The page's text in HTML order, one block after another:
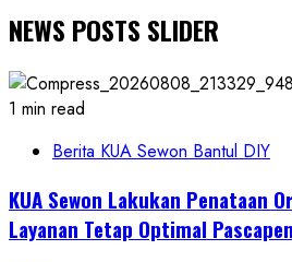
NEWS POSTS SLIDER
1 min read
Berita KUA Sewon Bantul DIY
KUA Sewon Lakukan Penataan
Layanan Tetap Optimal